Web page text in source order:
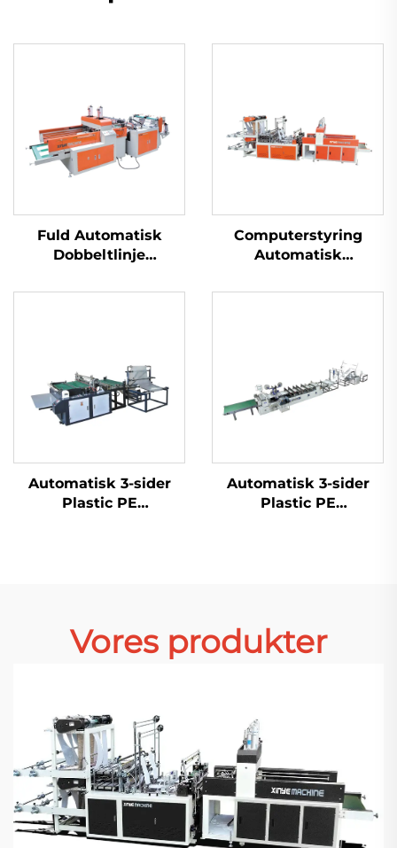
Fuld Automatisk
Dobbeltlinje
T-shirt Sak Produktion
Computerstyring
Automatisk
HDPE LDPE Tøjpose
Automatisk 3-sider
Plastic PE
Automatisk 3-sider
Plastic PE
Vores produkter